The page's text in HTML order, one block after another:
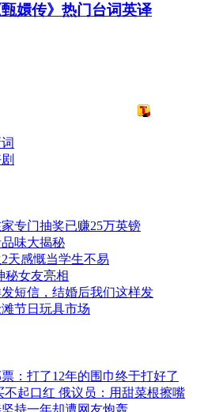
甄嬛传》热门台词英译
专门抽奖已赚25万英镑
味大揭秘
天感慨当学生不易
秘女友亮相
短信，结婚后我们这样发
节日玩具市场
：打了12年的围巾终于打好了
不起口红 俄议员：用甜菜根擦嘴
持一年却遭网友炮轰